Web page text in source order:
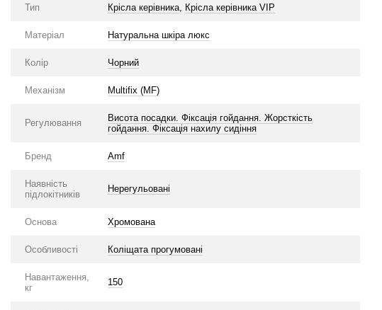
Тип Крісла керівника, Крісла керівника VIP
Матеріал Натуральна шкіра люкс
Колір Чорний
Механізм Multifix (MF)
Регулювання
Висота посадки. Фіксація гойдання. Жорсткість
гойдання. Фіксація нахилу сидіння
Бренд Amf
Наявність
підлокітників
Нерегульовані
Основа Хромована
Особливості Коліщата прогумовані
Навантаження,
кг
150